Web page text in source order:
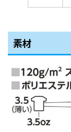
素材